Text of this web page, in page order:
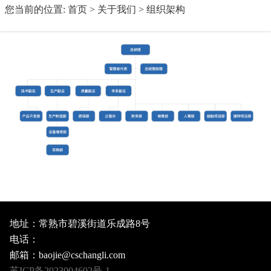
您当前的位置: 首页> 关于我们 > 组织架构
地址：常熟市碧溪街道乐成路8号
电话：
邮箱：baojie@cschangli.com